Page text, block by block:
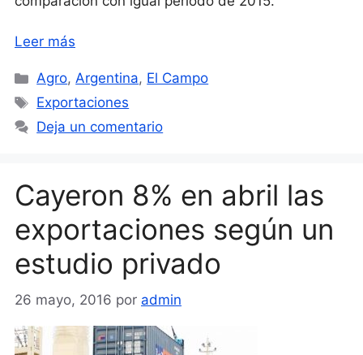
Leer más
Categorías
Agro,Argentina, El Campo
Etiquetas
Exportaciones
Deja un comentario
Cayeron 8% en abril las
exportaciones según un
estudio privado
26 mayo, 2016 por admin